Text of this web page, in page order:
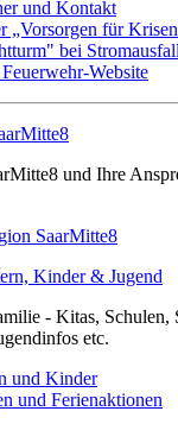
und Kontakt
„Vorsorgen für
bei Stromausfall
Website
und Ihre
SaarMitte8
Kinder & Jugend
- Kitas, Schulen,
etc.
und Kinder
und Ferienaktionen